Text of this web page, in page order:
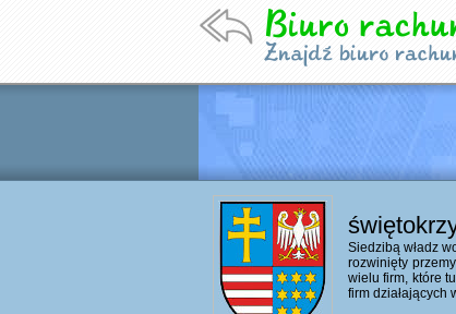
Siedzibą władz
rozwinięty
wielu firm, które
firm działających